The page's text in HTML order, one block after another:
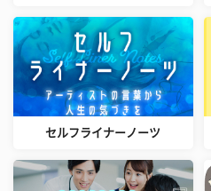
セルフライナーノーツ